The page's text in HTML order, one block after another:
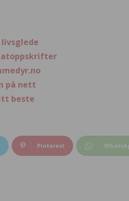
livsglede
på nett
beste
Pinterest